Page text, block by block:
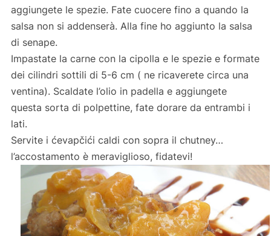
aggiungete le spezie. Fate cuocere fino a quando la
salsa non si addenserà. Alla fine ho aggiunto la salsa
di senape.
Impastate la carne con la cipolla e le spezie e formate
dei cilindri sottili di 5-6 cm ( ne ricaverete circa una
ventina). Scaldate l’olio in padella e aggiungete
questa sorta di polpettine, fate dorare da entrambi i
lati.
Servite i ćevapčići caldi con sopra il chutney…
l’accostamento è meraviglioso, fidatevi!